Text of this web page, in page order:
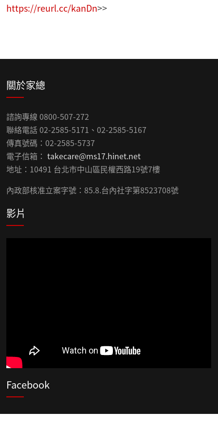
https://reurl.cc/kanDn>>
關於家總
諮詢專線 0800-507-272
聯絡電話 02-2585-5171、02-2585-5167
傳真號碼：02-2585-5737
電子信箱：takecare@ms17.hinet.net
地址：10491 台北市中山區民權西路19號7樓
內政部核准立案字號：85.8.台內社字第8523708號
影片
Facebook